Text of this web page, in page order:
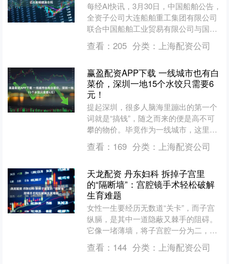
每经AI快讯，3月30日，中国船舶公告，
全资子公司大连船舶重工集团有限公司
联合中国船舶工业贸易有限公司与国内
某知名船东于2026年3月30日签订了10
艘超大型油....
查看： 205 分类： 上海配资公司
赢盈配资APP下载 一线城市也有白
菜价，深圳一地15个水饺只需要6
元！
提起深圳，很多人脑海里蹦出的第一个
词就是“搞钱”，随之而来的便是高不可
攀的物价。毕竟作为一线城市，这里
CBD的快餐动辄三四十，一杯奶茶也得
二三十，仿佛“便宜”这....
查看： 169 分类： 上海配资公司
天龙配资 丹东妇科 拆掉子宫里
的“隔断墙”：宫腔镜手术轻松破解
生育难题
女性一生要经历无数道“关卡”，而子宫
纵膈，是其中一道隐蔽又棘手的阻碍。
它像一堵薄墙，将子宫腔一分为二，不
仅可能引发痛经、月经异常，更会让反
复流产、不孕成为许多女....
查看： 144 分类： 上海配资公司